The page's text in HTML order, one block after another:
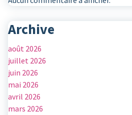
Archive
août 2026
juillet 2026
juin 2026
mai 2026
avril 2026
mars 2026